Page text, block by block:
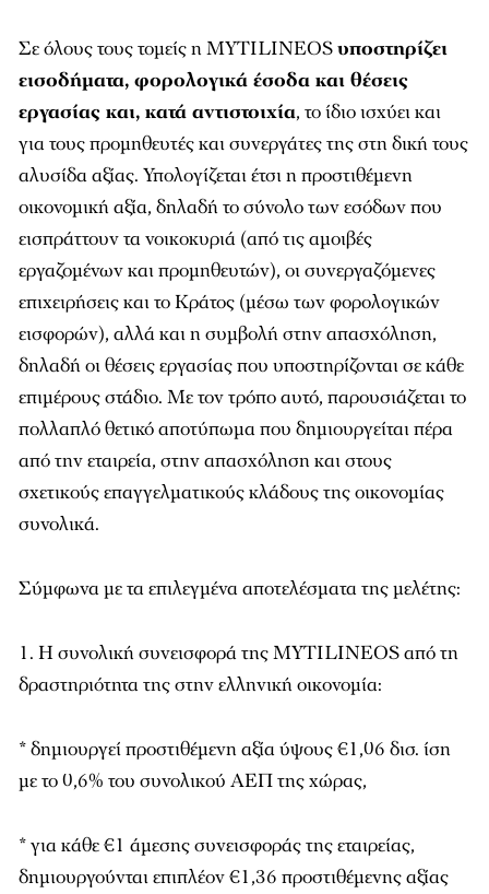
Σε όλους τους τομείς η MYTILINEOSυποστηρίζει
εισοδήματα, φορολογικά έσοδα και θέσεις
εργασίας και, κατά αντιστοιχία, το ίδιο ισχύει και
για τους προμηθευτές και συνεργάτες της στη δική τους
αλυσίδα αξίας. Υπολογίζεται έτσι η προστιθέμενη
οικονομική αξία, δηλαδή το σύνολο των εσόδων που
εισπράττουν τα νοικοκυριά (από τις αμοιβές
εργαζομένων και προμηθευτών), οι συνεργαζόμενες
επιχειρήσεις και το Κράτος (μέσω των φορολογικών
εισφορών), αλλά και η συμβολή στην απασχόληση,
δηλαδή οι θέσεις εργασίας που υποστηρίζονται σε κάθε
επιμέρους στάδιο. Με τον τρόπο αυτό, παρουσιάζεται το
πολλαπλό θετικό αποτύπωμα που δημιουργείται πέρα
από την εταιρεία, στην απασχόληση και στους
σχετικούς επαγγελματικούς κλάδους της οικονομίας
συνολικά.
Σύμφωνα με τα επιλεγμένα αποτελέσματα της μελέτης:
1. H συνολική συνεισφορά της MYTILINEOS από τη
δραστηριότητα της στην ελληνική οικονομία:
* δημιουργεί προστιθέμενη αξία ύψους €1,06 δισ. ίση
με το 0,6% του συνολικού ΑΕΠ της χώρας,
* για κάθε €1 άμεσης συνεισφοράς της εταιρείας,
δημιουργούνται επιπλέον €1,36 προστιθέμενης αξίας